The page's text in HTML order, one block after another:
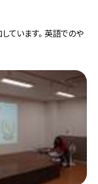
ています。 英語でのや